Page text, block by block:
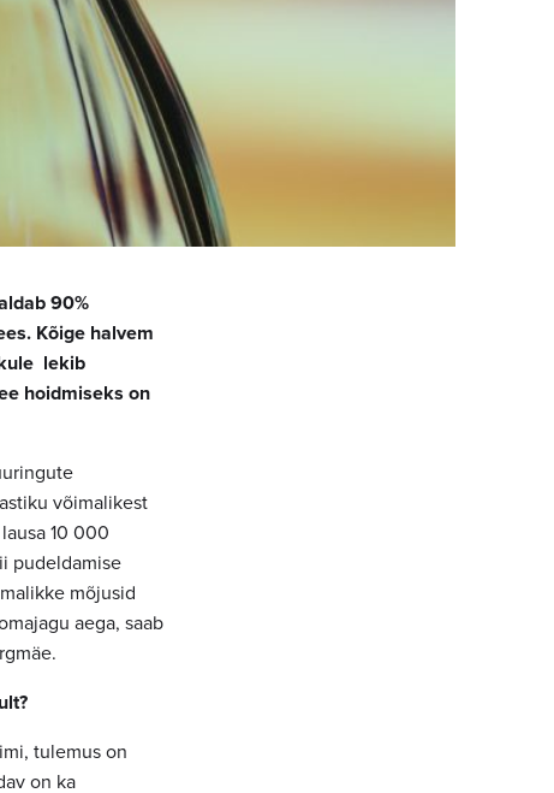
90%
Kõige halvem
lekib
hoidmiseks on
võimalikest
10 000
pudeldamise
mõjusid
aega, saab
tulemus on
on ka